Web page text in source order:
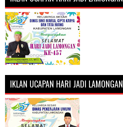
IKLAN UCAPAN HARI JADI LAMONGAN